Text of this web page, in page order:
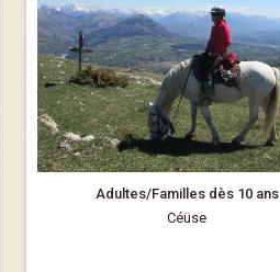
Adultes/Familles dès 10 ans
Céüse